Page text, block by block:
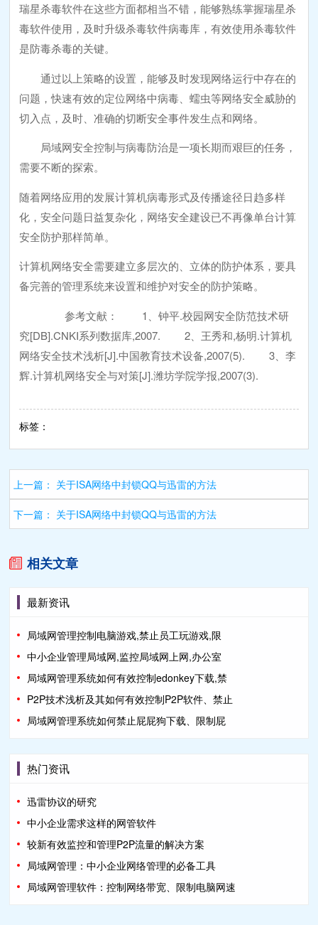
瑞星杀毒软件在这些方面都相当不错，能够熟练掌握瑞星杀
毒软件使用，及时升级杀毒软件病毒库，有效使用杀毒软件
是防毒杀毒的关键。
通过以上策略的设置，能够及时发现网络运行中存在的
问题，快速有效的定位网络中病毒、蠕虫等网络安全威胁的
切入点，及时、准确的切断安全事件发生点和网络。
局域网安全控制与病毒防治是一项长期而艰巨的任务，
需要不断的探索。
随着网络应用的发展计算机病毒形式及传播途径日趋多样
化，安全问题日益复杂化，网络安全建设已不再像单台计算
安全防护那样简单。
计算机网络安全需要建立多层次的、立体的防护体系，要具
备完善的管理系统来设置和维护对安全的防护策略。
参考文献： 1、钟平.校园网安全防范技术研
究[DB].CNKI系列数据库,2007. 2、王秀和,杨明.计算机
网络安全技术浅析[J].中国教育技术设备,2007(5). 3、李
辉.计算机网络安全与对策[J].潍坊学院学报,2007(3).
标签：
上一篇： 关于ISA网络中封锁QQ与迅雷的方法
下一篇： 关于ISA网络中封锁QQ与迅雷的方法
相关文章
最新资讯
局域网管理控制电脑游戏,禁止员工玩游戏,限
中小企业管理局域网,监控局域网上网,办公室
局域网管理系统如何有效控制edonkey下载,禁
P2P技术浅析及其如何有效控制P2P软件、禁止
局域网管理系统如何禁止屁屁狗下载、限制屁
热门资讯
迅雷协议的研究
中小企业需求这样的网管软件
较新有效监控和管理P2P流量的解决方案
局域网管理：中小企业网络管理的必备工具
局域网管理软件：控制网络带宽、限制电脑网速